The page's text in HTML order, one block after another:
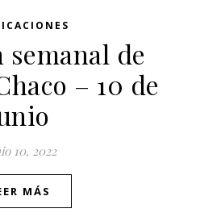
semanal de
– 10 de
10, 2022
MÁS